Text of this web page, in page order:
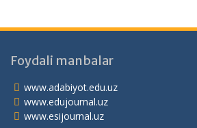
Foydali manbalar
www.adabiyot.edu.uz
www.edujournal.uz
www.esijournal.uz